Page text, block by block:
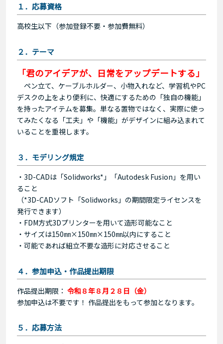
１．応募資格
高校生以下（参加登録不要・参加費無料）
２．テーマ
「君のアイデアが、日常をアップデートする」
ペン立て、ケーブルホルダー、小物入れなど、学習机やPC
デスクの上をより便利に、快適にするための「独自の機能」
を持ったアイテムを募集。単なる置物ではなく、実際に使っ
てみたくなる「工夫」や「機能」がデザインに組み込まれて
いることを重視します。
３．モデリング規定
・3D-CADは「Solidworks*」「Autodesk Fusion」を用い
ること
（*3D-CADソフト「Solidworks」の期間限定ライセンスを
発行できます）
・FDM方式3Dプリンターを用いて造形可能なこと
・サイズは150㎜×150㎜×150㎜以内にすること
・可能であれば組立不要な造形に対応させること
４．参加申込・作品提出期限
作品提出期限： 令和８年８月２８日（金）
参加申込は不要です！ 作品提出をもって参加となります。
５．応募方法